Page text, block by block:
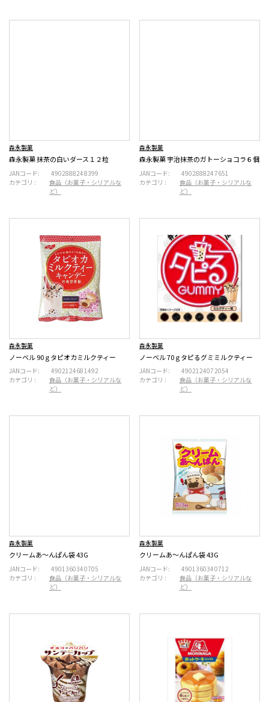
森永製菓
森永製菓 抹茶の白いダース１２粒
JANコード:
4902888248399
カテゴリ :
食品（お菓子・シリアルな
ど）
森永製菓
森永製菓 宇治抹茶のガトーショコラ６個
JANコード:
4902888247651
カテゴリ :
食品（お菓子・シリアルな
ど）
森永製菓
ノーベル 90ｇタピオカミルクティー
JANコード:
4902124681492
カテゴリ :
食品（お菓子・シリアルな
ど）
森永製菓
ノーベル 70ｇタピるグミミルクティー
JANコード:
4902124072054
カテゴリ :
食品（お菓子・シリアルな
ど）
森永製菓
クリームあ～んぱん袋 43G
JANコード:
4901360340705
カテゴリ :
食品（お菓子・シリアルな
ど）
森永製菓
クリームあ～んぱん袋 43G
JANコード:
4901360340712
カテゴリ :
食品（お菓子・シリアルな
ど）